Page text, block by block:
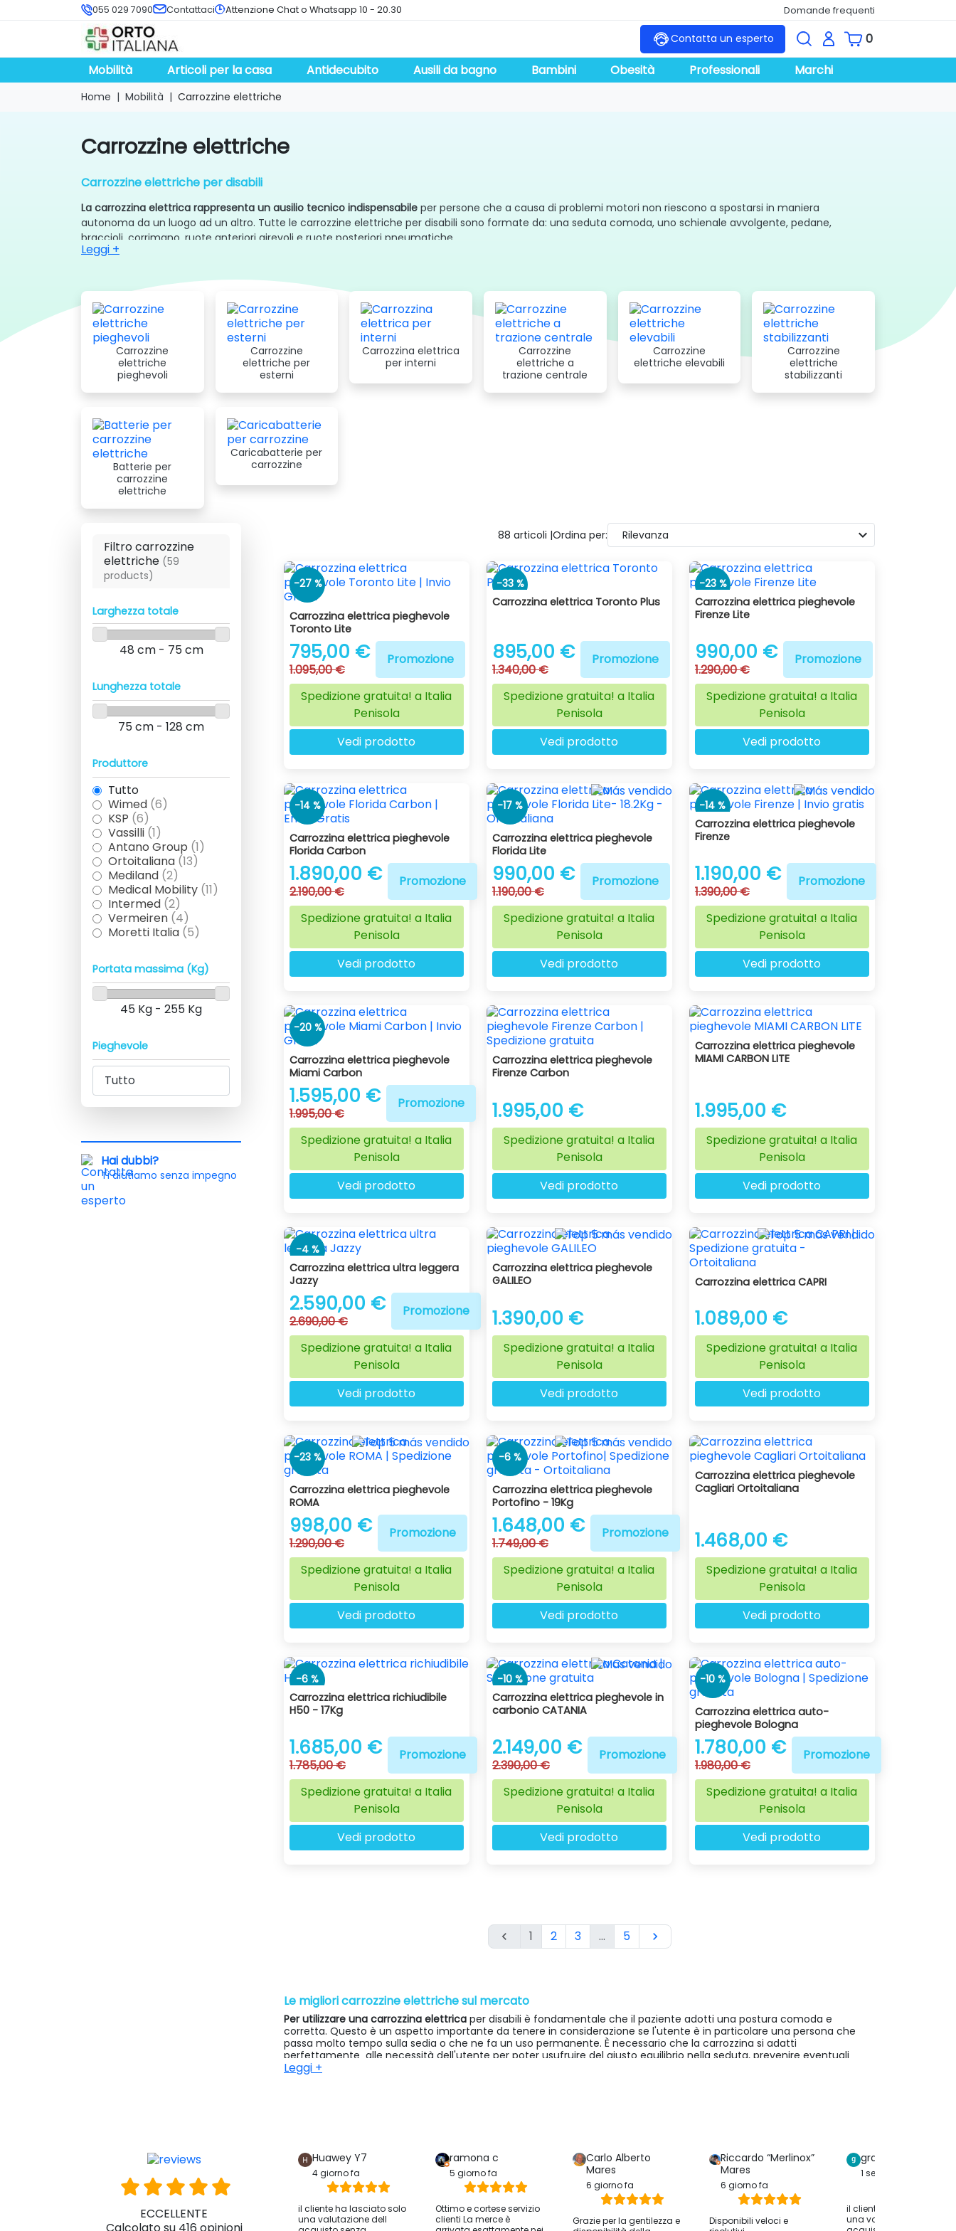
055 029 7090 Contattaci Attenzione Chat o Whatsapp 10 - 20.30 Domande frequenti
Contatta un esperto
0
Mobilità
Articoli per la casa Antidecubito Ausili da bagno Bambini Obesità Professionali Marchi
Home Mobilità Carrozzine elettriche
carrozzine elettriche
Carrozzine elettriche per disabili
La carrozzina elettrica rappresenta un ausilio tecnico indispensabile per persone che a causa di problemi motori non riescono a spostarsi in maniera
autonoma da un luogo ad un altro. Tutte le carrozzine elettriche per disabili sono formate da: una seduta comoda, uno schienale avvolgente, pedane,
braccioli, corrimano, ruote anteriori girevoli e ruote posteriori pneumatiche.
riacquistare in questo modo l’indipendenza persa.
Grazie ai motori e alle batterie al litio, queste carrozzine elettriche per disabili garantiscono un’autonomia di minimo 10 km approssimativamente. In alcuni
modelli è anche possibile sostituire la batteria presente con una di maggiore amperaggio, incrementando notevolmente l’autonomia. I motori invece
permettono di garantire una velocità media di 7-8 km/h per alcuni modelli anche 10 km/h.
Alcuni degli aspetti che si devono tenere in considerazione quando si compra una sedia a rotelle elettrica sono: dimensioni della seduta, adattamento
all'utente, misure dello spazio in cui si muoverà, facilità di chiusura e trasporto, e soprattutto sicurezza. Tutti i nostri modelli sono ideali per essere guidate e
trasportate in auto facilmente.
Leggi +
Carrozzine
elettriche
pieghevoli
Carrozzine
elettriche per
esterni
Carrozzina elettrica
per interni
Carrozzine
elettriche a
trazione centrale
Carrozzine
elettriche elevabili
Carrozzine
elettriche
stabilizzanti
Batterie per
carrozzine
elettriche
Caricabatterie per
carrozzine
Filtro carrozzine
elettriche (59
products)
Larghezza totale
48 cm - 75 cm
Lunghezza totale
75 cm - 128 cm
Produttore
Tutto
Wimed (6)
KSP (6)
Vassilli (1)
Antano Group (1)
Ortoitaliana (13)
Mediland (2)
Medical Mobility (11)
Intermed (2)
Vermeiren (4)
Moretti Italia (5)
Portata massima (Kg)
45 Kg - 255 Kg
Pieghevole
Hai dubbi?
Ti aiutiamo senza impegno
88 articoli |Ordina per: Rilevanza expand_more
-27 %
Carrozzina elettrica pieghevole
Toronto Lite
795,00 €
1.095,00 €
Promozione
Spedizione gratuita! a Italia
Penisola
Vedi prodotto
-33 %
Carrozzina elettrica Toronto Plus
895,00 €
1.340,00 €
Promozione
Spedizione gratuita! a Italia
Penisola
Vedi prodotto
-23 %
Carrozzina elettrica pieghevole
Firenze Lite
990,00 €
1.290,00 €
Promozione
Spedizione gratuita! a Italia
Penisola
Vedi prodotto
-14 %
Carrozzina elettrica pieghevole
Florida Carbon
1.890,00 €
2.190,00 €
Promozione
Spedizione gratuita! a Italia
Penisola
Vedi prodotto
-17 %
Carrozzina elettrica pieghevole
Florida Lite
990,00 €
1.190,00 €
Promozione
Spedizione gratuita! a Italia
Penisola
Vedi prodotto
-14 %
Carrozzina elettrica pieghevole
Firenze
1.190,00 €
1.390,00 €
Promozione
Spedizione gratuita! a Italia
Penisola
Vedi prodotto
-20 %
Carrozzina elettrica pieghevole
Miami Carbon
1.595,00 €
1.995,00 €
Promozione
Spedizione gratuita! a Italia
Penisola
Vedi prodotto
Carrozzina elettrica pieghevole
Firenze Carbon
1.995,00 €
Spedizione gratuita! a Italia
Penisola
Vedi prodotto
Carrozzina elettrica pieghevole
MIAMI CARBON LITE
1.995,00 €
Spedizione gratuita! a Italia
Penisola
Vedi prodotto
-4 %
Carrozzina elettrica ultra leggera
Jazzy
2.590,00 €
2.690,00 €
Promozione
Spedizione gratuita! a Italia
Penisola
Vedi prodotto
Carrozzina elettrica pieghevole
GALILEO
1.390,00 €
Spedizione gratuita! a Italia
Penisola
Vedi prodotto
Carrozzina elettrica CAPRI
1.089,00 €
Spedizione gratuita! a Italia
Penisola
Vedi prodotto
-23 %
Carrozzina elettrica pieghevole
ROMA
998,00 €
1.290,00 €
Promozione
Spedizione gratuita! a Italia
Penisola
Vedi prodotto
-6 %
Carrozzina elettrica pieghevole
Portofino - 19Kg
1.648,00 €
1.749,00 €
Promozione
Spedizione gratuita! a Italia
Penisola
Vedi prodotto
Carrozzina elettrica pieghevole
Cagliari Ortoitaliana
1.468,00 €
Spedizione gratuita! a Italia
Penisola
Vedi prodotto
-6 %
Carrozzina elettrica richiudibile
H50 - 17Kg
1.685,00 €
1.785,00 €
Promozione
Spedizione gratuita! a Italia
Penisola
Vedi prodotto
-10 %
Carrozzina elettrica pieghevole in
carbonio CATANIA
2.149,00 €
2.390,00 €
Promozione
Spedizione gratuita! a Italia
Penisola
Vedi prodotto
-10 %
Carrozzina elettrica auto-
pieghevole Bologna
1.780,00 €
1.980,00 €
Promozione
Spedizione gratuita! a Italia
Penisola
Vedi prodotto
 1 2 3 … 5 
Le migliori carrozzine elettriche sul mercato
Per utilizzare una carrozzina elettrica per disabili è fondamentale che il paziente adotti una postura comoda e
corretta. Questo è un aspetto importante da tenere in considerazione se l'utente è in particolare una persona che
passa molto tempo sulla sedia o che ne fa un uso permanente. È necessario che la carrozzina si adatti
perfettamente alle necessità dell'utente per poter usufruire del giusto equilibrio nella seduta, prevenire eventuali
ulcere che si formano a seguito della pressione, facilitare i movimenti delle braccia e ridurre gli sforzi
Il raggio di sterzata è ridotto e fa sì che queste sedie si possano usare sia a casa che all'aperto in massima sicurezza,
comodità e stabilità.
Disponiamo di unagrandissima varietà di carrozzine elettriche : più grandi o più strette, carrozzine elettriche
economiche o a un prezzo più elevato, pieghevoli o fisse, ecc. La gamma di sedie a rotelle a disposizione è ampia e si
adatta a qualsiasi necessità dell'utente.
Leggi +
ECCELLENTE
Huawey Y7
4 giorno fa
il cliente ha lasciato solo
una valutazione dell
ramona c
5 giorno fa
Ottimo e cortese servizio
clienti La merce è
Carlo Alberto
Mares
6 giorno fa
Grazie per la gentilezza e
Riccardo “Merlinox”
Mares
6 giorno fa
Disponibili veloci e
graziella serreri
1 settimana fa
il cliente ha lasciato solo
una valutazione dell